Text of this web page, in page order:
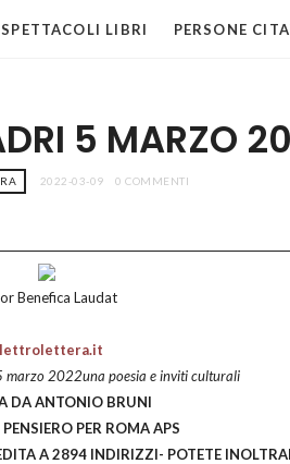
LIBRI PERSONE
5 MARZO
2022-03-09 0 COMMENTI
Benefica Laudat
marzo 2022una poesia e inviti culturali
DA ANTONIO BRUNI
PER ROMA APS
A 2894 INDIRIZZI- POTETE